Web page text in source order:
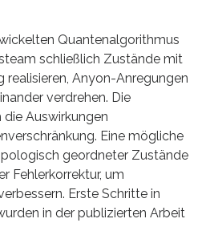
Quantenalgorithmus
schließlich Zustände mit
Anyon-Anregungen
verdrehen. Die
Auswirkungen
Eine mögliche
geordneter Zustände
Fehlerkorrektur, um
Erste Schritte in
in der publizierten Arbeit